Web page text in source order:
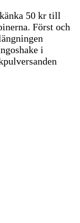
50 kr till
Först och
i